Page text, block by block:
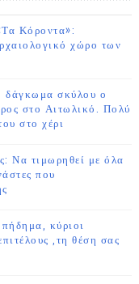
Κόροντα»:
χώρο των
δάγκωμα σκύλου ο
στο Αιτωλικό. Πολύ
στο χέρι
Να τιμωρηθεί με όλα
που
κύριοι
,τη θέση σας